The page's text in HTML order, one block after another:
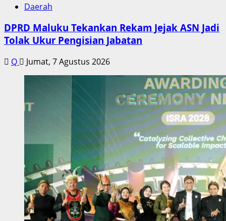
Daerah
DPRD Maluku Tekankan Rekam Jejak ASN Jadi
Tolak Ukur Pengisian Jabatan
Q Jumat, 7 Agustus 2026